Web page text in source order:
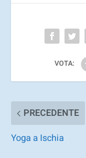
VOTA:
PRECEDENTE
Yoga a Ischia